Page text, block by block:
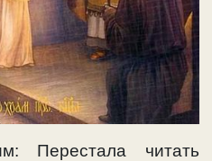
Перестала читать